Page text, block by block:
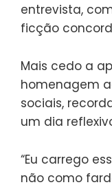
entrevista,
ficção
Mais cedo a
homenagem
sociais,
um dia
“Eu carrego
não como